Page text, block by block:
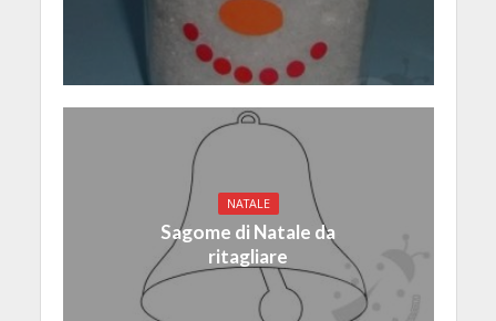
NATALE
Sagome di Natale da
ritagliare